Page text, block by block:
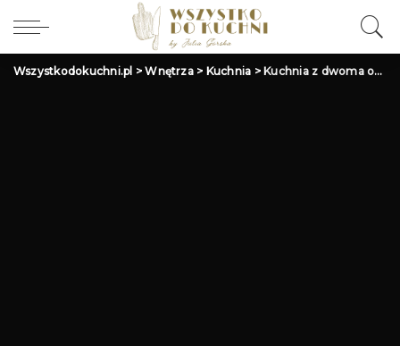
Wszystkodokuchni.pl >Wnętrza> Kuchnia > Kuchnia z dwoma oknami: Aranżacja i pomysły jak urządzić